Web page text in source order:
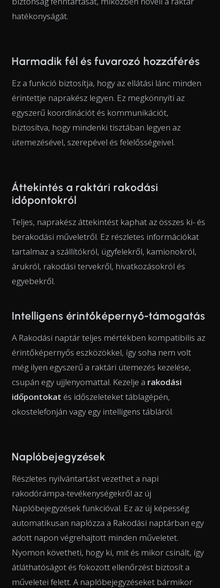
hatékonyságát.
Harmadik fél és fuvarozó hozzáférés
Ez a funkció biztosítja, hogy az ellátási lánc minden
érintettje naprakész legyen. Ez megkönnyíti az
egyszerű koordinációt és kommunikációt,
biztosítva, hogy mindenki tisztában legyen az
ütemezésével, szerepével és felelősségeivel.
Áttekintés a raktári rakodási
időpontokról
Teljes, naprakész áttekintést kaphat az összes ki- és
berakodási műveletről. Ez részletes információkat
tartalmaz a szállítókról, ügyfelekről, kamionokról,
árukról, rakodási tervekről, hivatkozásokról és
egyebekről.
Intelligens érintőképernyő-támogatás
A Rakodási naptár teljes mértékben kompatibilis az
érintőképernyős eszközökkel, így soha nem volt
még ilyen egyszerű a raktári ütemezés kezelése,
csupán egy ujjlenyomattal. Kezelje a rakodási
időpontokat és időszeleteket táblagépén,
okostelefonján vagy egy intelligens tábláról.
Naplóbejegyzések
Részletes nyilvántartást vezethet a napi
rakodórámpa-tevékenységekről az új
Naplóbejegyzések funkcióval. Ez az új képesség
automatikusan naplózza a Rakodási naptárban egy
adott napon végrehajtott minden műveletet.
Nyomon követheti, hogy ki, mit és mikor csinált, így
átláthatóságot és fokozott ellenőrzést biztosít a
műveletei felett. A naplóbejegyzéseket bármikor